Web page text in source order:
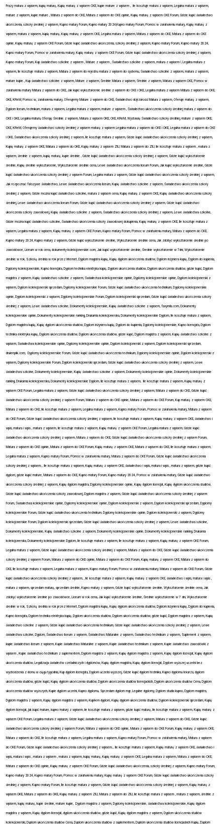
Frazy matura z wpisem, kupię maturę, Kupię maturę z wpisem CKE, kupie mature z wpisem , ile kosztuje matura z wpisem, Legalna matura z wpisem,
mature z wpisem, kupie mature , Matura z wpisem do CKE, Matura z wpisem do CKE opinie, Kupię maturę z wpisem CKE Forum, Gdzie kupić świadectwo
ukończenia, szkoły średniej z wpisem, Kupno matury Forum, Kupno matury 2024,Kupno matury Forum, Pomoc w załatwieniu matury, Kupię maturę z
wpisem, matura z wpisem, kupię maturę, Kupię maturę z wpisem CKE, Legalna matura z wpisem, Matura z wpisem do CKE, Matura z wpisem do CKE
opinie, Kupię maturę z wpisem CKE Forum, Gdzie kupić świadectwo ukończenia, szkoły średniej z wpisem, Kupno matury Forum, Kupno matury 2024,
Kupno matury Forum, Pomoc w załatwieniu matury, Kupię maturę z wpisem CKE Forum, Gdzie kupić świadectwo ukończenia szkoły średniej z wpisem,
Kupno matury Forum, Kup świadectwo szkolne z wpisem , Mature z wpisem , Świadectwo szkolne z wpisem, matura z wpisem !, Legalna matura z
wpisem, Ile kosztuje matura z wpisem, Matura z wpisem do rejestru matura z wpisem do systemu, Świadectwo szkolne z wpisem, matura z wpisem,
mature kupie., Kup świadectwo szkolne z wpisem, Mature z wpisem, Średnie Matura z wpisem, Średnie z wpisem, Matura z wpisem CKE, Pomoc w
załatwieniu matury Matura z wpisem do CKE, Jak kupić wykształcenie średnie z wpisem do CKE i OKE, Legalna matura z wpisem Matura z wpisem do CKE,
OKE, KReM, Pomoc w, załatwieniu matury, Oferujemy Mature z wpisem do CKE, Świadectwo dojrzałości Matura z wpisem, Oferuje maturę z wpisem,
Dyplom liceum, technikum, matura z wpisem, Legalna matura z wpisem, mature z wpisem., Świadectwo ukończenia szkoły średniej matura z wpisem do
CKE i OKE, Legalna matura, Oferuję Średnie z wpisem, Matura z wpisem OKE, CKE, KReM, Wystawię Świadectwo szkoły średniej, mature z wpisem OKE,
CKE, KReM, Oferujemy świadectwo szkoły średniej z wpisem maturę z wpisem Legalna matura z wpisem do CKE i OKE, Legalna matura z wpisem do CKE
i OKE, Świadectwo ukończenia szkoły średniej z wpisem, Ile kosztuje matura z wpisem, Gdzie kupić świadectwo ukończenia szkoły średniej z wpisem,
Kupię maturę z wpisem OKE, Matura z wpisem do OKE, Kupię maturę z wpisem ZIU, Matura z wpisem do ZIU, Ile kosztuje matura z wpisem , matura z
wpisem, średnie z wpisem, kupię maturę, kupie średnie , Gdzie kupić świadectwo ukończenia szkoły średniej z wpisem, Gdzie kupić wykształcenie
średnie, Kupię średnie wykształcenie, Wykształcenie średnie cena, Lewe świadectwo ukończenia liceum Forum, Jak kupić wykształcenie średnie, Gdzie
kupić świadectwo ukończenia szkoły średniej z wpisem Forum, Legalna matura z wpisem, Gdzie kupić świadectwo ukończenia szkoły średniej z wpisem,
Jak rozpoznać fałszywe świadectwo, Lewe świadectwo ukończenia liceum, Kupię świadectwo szkolne z wpisem, Świadectwo ukończenia szkoły
średniej z wpisem, Gdzie można kupić świadectwo szkolne, matura z wpisem cena, Kupię maturę z wpisem CKE, Kupię świadectwo ukończenia szkoły
średniej, Lewe świadectwo ukończenia liceum Forum, Gdzie kupić świadectwo ukończenia szkoły średniej z wpisem, Gdzie kupić świadectwo
ukończenia szkoły zawodowej, Kupię świadectwo szkolne z wpisem, Świadectwo ukończenia szkoły średniej z wpisem, Lewe świadectwa szkolne,
Gdzie można kupić świadectwo szkolne, Świadectwo ukończenia szkoły zawodowej dokupienia, Kupię maturę z wpisem CKE, Ile kosztuje matura z
wpisem, Legalna matura z wpisem, Kupię maturę z wpisem CKE Forum, Kupno matury Forum, Pomoc w załatwieniu matury, Matura z wpisem do CKE,
Kupno matury 2024, Kupno matury z wpisem, Gdzie kupić wykształcenie średnie, Wykształcenie średnie cena, Jak zdobyć wykształcenie średnie po
zawodówce, Liceum w rok cena, dokumenty-kolekcjonerskie.com, Jak kupić wykształcenie średnie, Średnie wykształcenie w 7dni, Wykształcenie
średnie w rok, Szkołą średnia w rok przez Internet, Dyplom magistra kupię, Kupię dyplom ukończenia studiów, Dyplom inżyniera kupię, Dyplom do kupienia,
Dyplomy kolekcjonerskie, Kupno licencjata, Dyplom technika elektryka kupię, Dyplom ukończenia studiów, Dyplom ukończenia studiów, gdzie kupić, Dyplom
magistra z wpisem, Kupię świadectwo szkolne z wpisem, Świadectwa kolekcjonerskie opinie, Dyplomy kolekcjonerskie opinie, Dyplom kolekcjonerski z
wpisem, Dyplom kolekcjonerski sprzedam, Dyplomy kolekcjonerskie Forum, Gdzie kupić świadectwo ukończenia technikum, Dyplomy kolekcjonerskie
opinie, Dyplom kolekcjonerski z wpisem, Dyplomy kolekcjonerskie Forum, Dyplom kolekcjonerski sprzedam, Gdzie kupić świadectwo ukończenia szkoły
średniej z wpisem, Lewe świadectwa szkolne, Dokumenty kolekcjonerskie, Kupię świadectwo szkolne z wpisem, faxymila.com, Dokumenty
kolekcjonerskie opinie, Dokumenty kolekcjonerskie ranking, Drukarnia kolekcjonerska, Dokumenty kolekcjonerskie Dyplom, Ile kosztuje matura z wpisem,
Dyplom magistra kupię, Kupię dyplom ukończenia studiów, Dyplom inżyniera kupię, Dyplom do kupienia, Dyplomy kolekcjonerskie, Kupno licencjata, Dyplom
technika elektryka kupię, Dyplom ukończenia studiów, Dyplom ukończenia studiów, gdzie kupić, Dyplom magistra z wpisem, Kupię świadectwo szkolne z
wpisem, Świadectwa kolekcjonerskie opinie, Dyplomy kolekcjonerskie opinie, Dyplom kolekcjonerski z wpisem, Dyplom kolekcjonerski sprzedam,
drukreplik.com, Dyplomy kolekcjonerskie Forum, Gdzie kupić świadectwo ukończenia technikum, Dyplomy kolekcjonerskie opinie, Dyplom kolekcjonerski z
wpisem, Dyplomy kolekcjonerskie Forum, Dyplom kolekcjonerski sprzedam, Gdzie kupić świadectwo ukończenia szkoły średniej z wpisem, Lewe
świadectwa szkolne, Dokumenty kolekcjonerskie, Kupię świadectwo szkolne z wpisem, Dokumenty kolekcjonerskie opinie, Dokumenty kolekcjonerskie
ranking, Drukarnia kolekcjonerska, Dokumenty kolekcjonerskie Dyplom, Ile kosztuje matura z wpisem, Ile kosztuje matura z wpisem, Kupię maturę z
wpisem CKE Forum, Legalna matura z wpisem, Gdzie kupić świadectwo ukończenia szkoły średniej z wpisem, Matura z wpisem do CKE, Gdzie kupić
świadectwo ukończenia szkoły średniej z wpisem Forum, Matura z wpisem do CKE opinie, Matura z wpisem do CKE Forum, Kup maturę z wpisem CKE,
Matura z wpisem do CKE, Ile kosztuje matura z wpisem, Legalna matura z wpisem, Kupno matury Forum, Pomoc w załatwieniu matury, Matura z wpisem
do CKE Forum, Gdzie kupić świadectwo ukończenia szkoły średniej z wpisem, Ile kosztuje matura z wpisem, Kupię maturę z wpisem CKE, świadectwo i
wpis, matura i wpis , matura z wpisem, Ile kosztuje matura z wpisem, Kupię maturę z wpisem CKE Forum, Legalna matura z wpisem, Gdzie kupić
świadectwo ukończenia szkoły średniej z wpisem, Matura z wpisem do CKE, Gdzie kupić świadectwo ukończenia szkoły średniej z wpisem Forum,
Matura z wpisem do CKE opinie, Matura z wpisem do CKE Forum, Kupię maturę z wpisem CKE, Matura z wpisem do CKE, Ile kosztuje matura z wpisem,
Legalna matura z wpisem, Kupno matury Forum, Pomoc w załatwieniu matury, Matura z wpisem do CKE Forum, Gdzie kupić świadectwo ukończenia
szkoły średniej z wpisem, , Ile kosztuje matura z wpisem, Kupię maturę z wpisem CKE, świadectwo i wpis, matura i wpis , matura z wpisem, gdzie kupić
dyplom, gdzie kupić mature, Matura z wpisem do CKE, Kupno matury Forum, Kupno matury 2024, Pomoc w załatwieniu matury, Gdzie kupić świadectwo
ukończenia szkoły średniej z wpisem, Kupię dyplom magistra, Dyplomy kolekcjonerskie opinie, Kupię dyplom licencjat, Kupię dyplom ukończenia studiów,
Gdzie kupić świadectwo ukończenia szkoły zawodowej, Dyplom magistra z wpisem, Gdzie kupić świadectwo ukończenia szkoły średniej z wpisem
Forum, Świadectwa kolekcjonerskie opinie, Dyplomy kolekcjonerskie opinie, Dyplom kolekcjonerski z wpisem, Dyplom kolekcjonerski sprzedam, Dyplomy
kolekcjonerskie Forum, Gdzie kupić świadectwo ukończenia technikum, Dyplomy kolekcjonerskie opinie, Dyplom kolekcjonerski z wpisem, Dyplomy
kolekcjonerskie Forum, Dyplom kolekcjonerski sprzedam, Gdzie kupić świadectwo ukończenia szkoły średniej z wpisem, Lewe świadectwa szkolne,
Dokumenty kolekcjonerskie, Kupię świadectwo szkolne z wpisem, Dokumenty kolekcjonerskie opinie, Dokumenty kolekcjonerskie ranking, Drukarnia
kolekcjonerska, Dokumenty kolekcjonerskie Dyplom, Ile kosztuje matura z wpisem, Ile kosztuje matura z wpisem, Kupię maturę z wpisem CKE Forum,
Legalna matura z wpisem, Gdzie kupić świadectwo ukończenia szkoły średniej z wpisem, Matura z wpisem do CKE, Gdzie kupić świadectwo ukończenia
szkoły średniej z wpisem Forum, Matura z wpisem do CKE opinie, Matura z wpisem do CKE Forum, Kupię maturę z wpisem CKE, Matura z wpisem do
CKE, Ile kosztuje matura z wpisem, Legalna matura z wpisem, Kupno matury Forum, Pomoc w załatwieniu matury, Matura z wpisem do CKE Forum, Gdzie
kupić świadectwo ukończenia szkoły średniej z wpisem, , Ile kosztuje matura z wpisem, Kupię maturę z wpisem CKE, świadectwo i wpis, matura i wpis ,
matura z wpisem, sprzedam maturę, sprzedam średnie, Kupno matury z wpisem, Gdzie kupić wykształcenie średnie, Wykształcenie średnie cena, Jak
zdobyć wykształcenie średnie po zawodówce, Liceum w rok cena, Jak kupić wykształcenie średnie, Średnie wykształcenie w 7 dni, Wykształcenie
średnie w rok, Szkołą średnia w rok przez Internet, Dyplom magistra kupię, Kupię dyplom ukończenia studiów, Dyplom inżyniera kupię, Dyplom do kupienia,
Kupno licencjata, Dyplom technika elektryka kupię, Dyplom ukończenia studiów, Dyplom ukończenia studiów, gdzie kupić, Dyplom magistra z wpisem, Kupię
świadectwo szkolne z wpisem, Gdzie kupić świadectwo ukończenia technikum, Gdzie kupić świadectwo ukończenia szkoły średniej z wpisem, Lewe
świadectwa szkolne, Dyplom, Świadectwo liceum z wpisem, Świadectwo Maturalne z wpisem, Świadectwo technikum z wpisem, Suplement z wpisem,
kupie świadectwo liceum z wpisem, Kupie świadectwo Maturalne z wpisem, Kupie świadectwo technikum z wpisem, Kupie świadectwo zawodówki z
wpisem , Kupie świadectwo technikum z suplementem, Dyplom magistra z wpisem, Kupię dyplom magistra z wpisem, Kupię dyplom licencjat, Kupię dyplom
ukończenia studiów, Legalizacja świadectw czeladniczych i dyplomów, Kupię dyplom magistra, Kupię dyplom licencjat, Dyplom wyższej uczelni bez
wychodzenia z domu w ciągu tygodnia, Kup dyplom licencjata, Dyplom uczelni wyższej, Gdzie kupić dyplom technika, Kupno dyplomu lekarza, dyplom
ukończenia studiów, gdzie kupić, Kupię dyplom ukończenia studiów, Dyplom ukończenia studiów licencjackich, Dyplom ukończenia studiów Cena, Dyplom
ukończenia studiów wyższych, Kupie dyplom uczelni, Kupno dyplomu, Sprzedam dyplom mgr, Legalne dyplomy, Dyplom studia kupno, Dyplom magistra,
Dyplom magistra z wpisem, Kupię dyplom magistra z wpisem, Kupiłem dyplom, Kupię dyplom ukończenia studiów, Dyplom kolekcjonerski sprzedam, Kupię
dyplom licencjat, jak kupić mature, kupno matury z wpisem, ile kosztuje matura z wpisem, gdzie kupić maturę, Ile kosztuje matura z wpisem, Kupię maturę z
wpisem CKE Forum, Legalna matura z wpisem, Gdzie kupić świadectwo ukończenia szkoły średniej z wpisem, Matura z wpisem do CKE, Gdzie kupić
świadectwo ukończenia szkoły średniej z wpisem Forum, Matura z wpisem do CKE opinie, Matura z wpisem do CKE Forum, Kupię maturę z wpisem CKE,
Matura z wpisem do CKE, Ile kosztuje matura z wpisem, Legalna matura z wpisem, Kupno matury Forum, Pomoc w załatwieniu matury, Matura z wpisem
do CKE Forum, Gdzie kupić świadectwo ukończenia szkoły średniej z wpisem, , Ile kosztuje matura z wpisem, Kupię maturę z wpisem CKE, świadectwo i
wpis, matura i wpis , matura z wpisem , matura z wpisem, kupię maturę, Kupię maturę z wpisem CKE, Legalna matura z wpisem, Matura z wpisem do CKE,
Matura z wpisem do CKE opinie, Kupię maturę z wpisem CKE Forum, Gdzie kupić świadectwo ukończenia, szkoły średniej z wpisem, Kupno matury Forum,
Kupno matury 2024, Kupno matury Forum, Pomoc w załatwieniu matury, Kupię maturę z wpisem CKE Forum, Gdzie kupić świadectwo ukończenia szkoły
średniej z wpisem, Kupno matury Forum, Ile kosztuje matura z wpisem, Gdzie kupić świadectwo ukończenia szkoły średniej z wpisem, Kupię maturę z
wpisem OKE, Matura z wpisem do OKE, Kupię maturę z wpisem ZIU, Matura z wpisem do ZIU, Ile kosztuje matura z wpisem , matura z wpisem, średnie z
wpisem, kupię maturę, kupie średnie, mature kupie, Dyplom magistra z wpisem, Dyplomy kolekcjonerskie, świadectwa kolekcjonerskie, Kupię dyplom
magistra z wpisem, Kupię dyplom licencjat, dyplom ukończenia studiów, gdzie kupić, Kupię dyplom magistra z wpisem, Dyplom ukończenia studiów
kolekcjonerski, Dyplom ukończenia studiów Cena, Dyplom ukończenia studiów z suplementem, Dyplom ukończenia studiów licencjackich Kupię, Dyplom